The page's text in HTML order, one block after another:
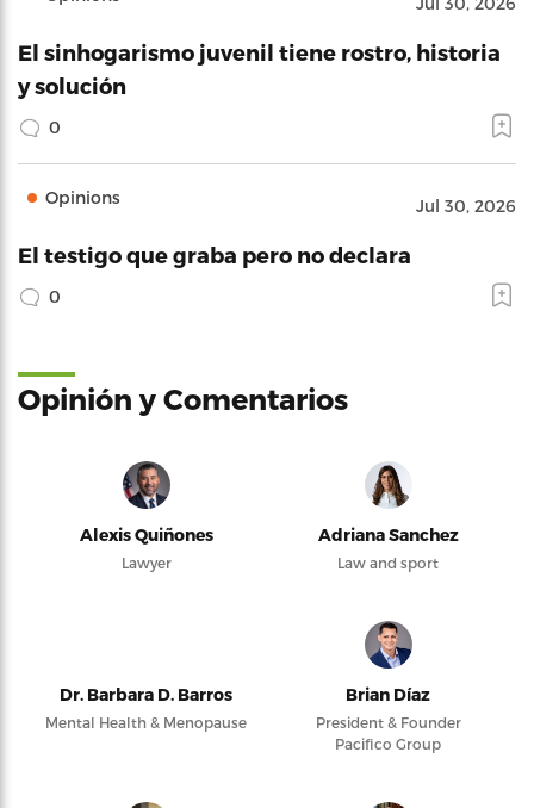
El sinhogarismo juvenil tiene rostro, historia
y solución
0
Opinions Jul 30, 2026
El testigo que graba pero no declara
0
Opinión y Comentarios
Alexis Quiñones
Lawyer
Adriana Sanchez
Law and sport
Dr. Barbara D. Barros
Mental Health & Menopause
Brian Díaz
President & Founder
Pacifico Group